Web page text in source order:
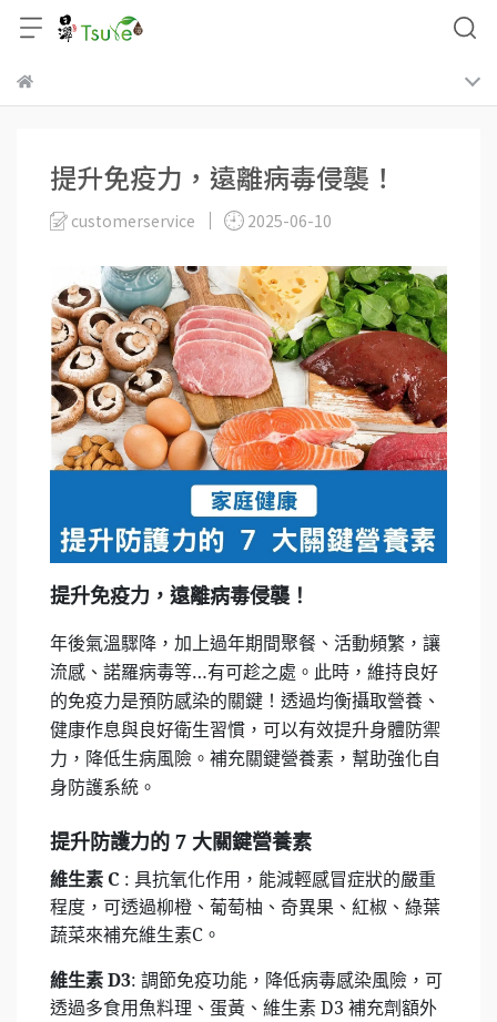
提升免疫力，遠離病毒侵襲！
customerservice 2025-06-10
提升免疫力，遠離病毒侵襲！
年後氣溫驟降，加上過年期間聚餐、活動頻繁，讓
流感、諾羅病毒等…有可趁之處。此時，維持良好
的免疫力是預防感染的關鍵！透過均衡攝取營養、
健康作息與良好衛生習慣，可以有效提升身體防禦
力，降低生病風險。補充關鍵營養素，幫助強化自
身防護系統。
提升防護力的 7 大關鍵營養素
維生素 C : 具抗氧化作用，能減輕感冒症狀的嚴重
程度，可透過柳橙、葡萄柚、奇異果、紅椒、綠葉
蔬菜來補充維生素C。
維生素 D3: 調節免疫功能，降低病毒感染風險，可
透過多食用魚料理、蛋黃、維生素 D3 補充劑額外